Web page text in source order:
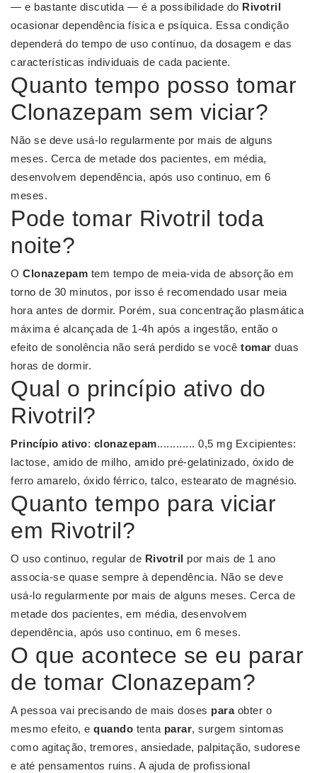
— e bastante discutida — é a possibilidade do Rivotril
ocasionar dependência física e psíquica. Essa condição
dependerá do tempo de uso contínuo, da dosagem e das
características individuais de cada paciente.
Quanto tempo posso tomar
Clonazepam sem viciar?
Não se deve usá-lo regularmente por mais de alguns
meses. Cerca de metade dos pacientes, em média,
desenvolvem dependência, após uso continuo, em 6
meses.
Pode tomar Rivotril toda
noite?
O Clonazepam tem tempo de meia-vida de absorção em
torno de 30 minutos, por isso é recomendado usar meia
hora antes de dormir. Porém, sua concentração plasmática
máxima é alcançada de 1-4h após a ingestão, então o
efeito de sonolência não será perdido se você tomar duas
horas de dormir.
Qual o princípio ativo do
Rivotril?
Princípio ativo: clonazepam............ 0,5 mg Excipientes:
lactose, amido de milho, amido pré-gelatinizado, óxido de
ferro amarelo, óxido férrico, talco, estearato de magnésio.
Quanto tempo para viciar
em Rivotril?
O uso continuo, regular de Rivotril por mais de 1 ano
associa-se quase sempre à dependência. Não se deve
usá-lo regularmente por mais de alguns meses. Cerca de
metade dos pacientes, em média, desenvolvem
dependência, após uso continuo, em 6 meses.
O que acontece se eu parar
de tomar Clonazepam?
A pessoa vai precisando de mais doses paraobter o
mesmo efeito, e quando tenta parar, surgem sintomas
como agitação, tremores, ansiedade, palpitação, sudorese
e até pensamentos ruins. A ajuda de profissional